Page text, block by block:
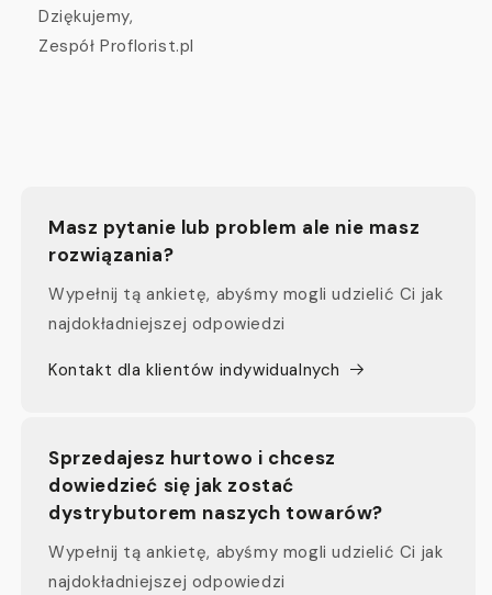
Dziękujemy,
Zespół Proflorist.pl
Masz pytanie lub problem ale nie masz
rozwiązania?
Wypełnij tą ankietę, abyśmy mogli udzielić Ci jak
najdokładniejszej odpowiedzi
Kontakt dla klientów indywidualnych
Sprzedajesz hurtowo i chcesz
dowiedzieć się jak zostać
dystrybutorem naszych towarów?
Wypełnij tą ankietę, abyśmy mogli udzielić Ci jak
najdokładniejszej odpowiedzi